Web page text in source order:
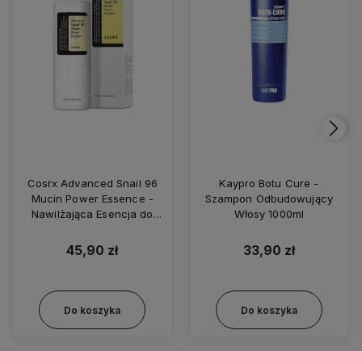
Cosrx Advanced Snail 96
Mucin Power Essence -
Nawilżająca Esencja do
Śluzu Ślimaka 100ml
45,90 zł
Do koszyka
Kaypro Botu Cure -
Szampon Odbudowujący
Włosy 1000ml
33,90 zł
Do koszyka